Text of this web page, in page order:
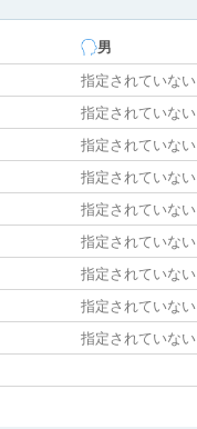
男
指定されていない
指定されていない
指定されていない
指定されていない
指定されていない
指定されていない
指定されていない
指定されていない
指定されていない